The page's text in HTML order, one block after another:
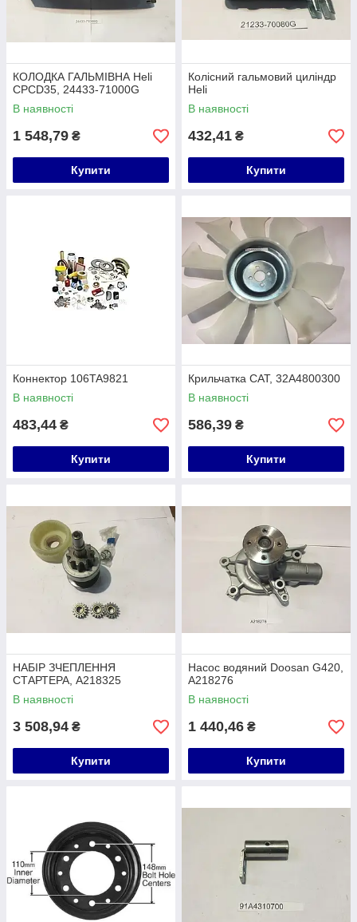
КОЛОДКА ГАЛЬМІВНА Heli
CPCD35, 24433-71000G
В наявності
1 548,79 ₴
Купити
Колісний гальмовий циліндр
Heli
В наявності
432,41 ₴
Купити
Коннектор 106TA9821
В наявності
483,44 ₴
Купити
Крильчатка CAT, 32A4800300
В наявності
586,39 ₴
Купити
НАБІР ЗЧЕПЛЕННЯ
СТАРТЕРА, А218325
В наявності
3 508,94 ₴
Купити
Насос водяний Doosan G420,
A218276
В наявності
1 440,46 ₴
Купити